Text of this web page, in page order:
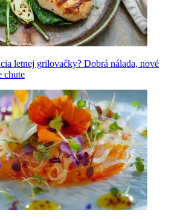
letnej grilovačky? Dobrá nálada, nové
chute